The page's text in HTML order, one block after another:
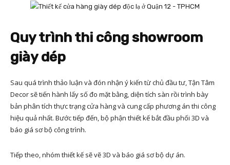
Quy trình thi công showroom
giày dép
Sau quá trình thảo luận và đón nhận ý kiến từ chủ đầu tư, Tận Tâm
Decor sẽ tiến hành lấy số đo mặt bằng, diện tích sàn rồi trình bày
bản phân tích thực trạng cửa hàng và cung cấp phương án thi công
hiệu quả nhất. Bước tiếp đến, bộ phận thiết kế bắt đầu phối 3D và
báo giá sơ bộ công trình.
Tiếp theo, nhóm thiết kế sẽ vẽ 3D và báo giá sơ bộ dự án.